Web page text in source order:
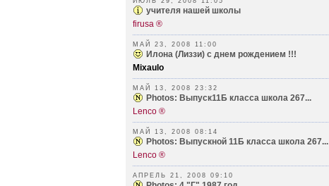
учителя нашей школы
firusa ®
МАЙ 23, 2008 11:00
Илона (Лиззи) с днем рождением !!!
Mixaulo
МАЙ 13, 2008 23:32
Photos: Выпуск11Б класса школа 267...
Lenco ®
МАЙ 13, 2008 08:14
Photos: Выпускной 11Б класса школа 267...
Lenco ®
АПРЕЛЬ 21, 2008 09:10